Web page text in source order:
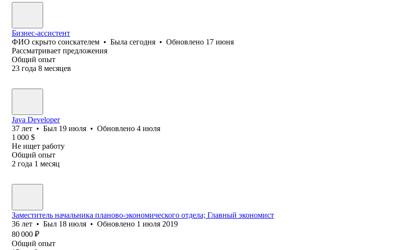
Бизнес-ассистент
ФИО скрыто соискателем • Была сегодня • Обновлено 17 июня
Рассматривает предложения
Общий опыт
23 года 8 месяцев
Java Developer
37 лет • Был 19 июля • Обновлено 4 июля
1 000 $
Не ищет работу
Общий опыт
2 года 1 месяц
Заместитель начальника планово-экономического отдела; Главный экономист
36 лет • Был 18 июля • Обновлено 1 июля 2019
80 000 ₽
Общий опыт